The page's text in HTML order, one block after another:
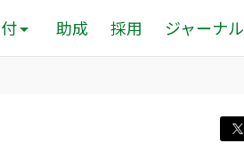
助成 採用 ジャーナル